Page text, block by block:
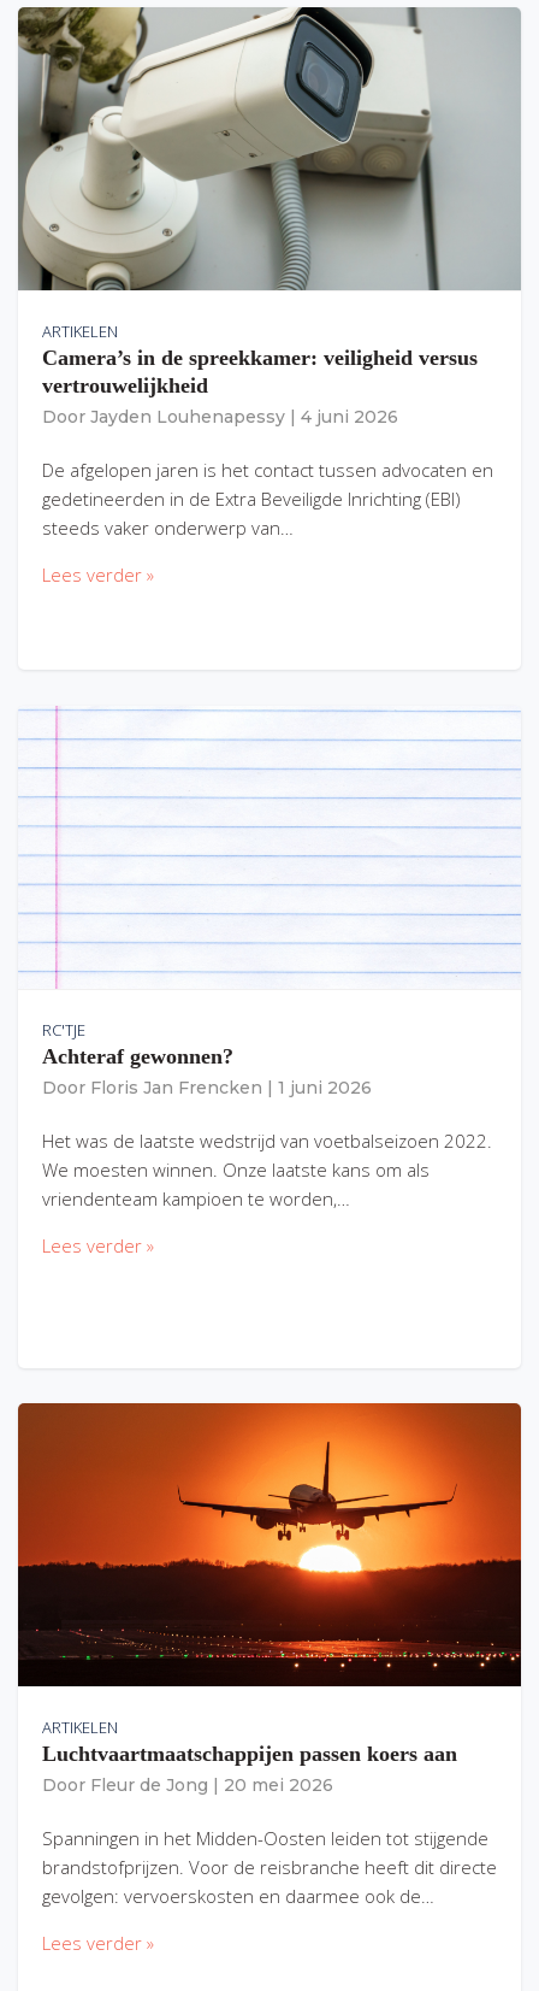
ARTIKELEN
Camera’s in de spreekkamer: veiligheid versus
vertrouwelijkheid
Door Jayden Louhenapessy 4 juni 2026
De afgelopen jaren is het contact tussen advocaten en
gedetineerden in de Extra Beveiligde Inrichting (EBI)
steeds vaker onderwerp van…
Lees verder »
RC'TJE
Achteraf gewonnen?
Door Floris Jan Frencken 1 juni 2026
Het was de laatste wedstrijd van voetbalseizoen 2022.
We moesten winnen. Onze laatste kans om als
vriendenteam kampioen te worden,…
Lees verder »
ARTIKELEN
Luchtvaartmaatschappijen passen koers aan
Door Fleur de Jong 20 mei 2026
Spanningen in het Midden-Oosten leiden tot stijgende
brandstofprijzen. Voor de reisbranche heeft dit directe
gevolgen: vervoerskosten en daarmee ook de…
Lees verder »